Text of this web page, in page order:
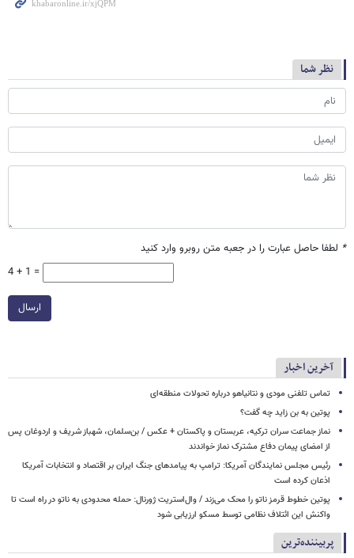
نظر شما
* لطفا حاصل عبارت را در جعبه متن روبرو وارد کنید
4 + 1 =
ارسال
آخرین اخبار
تماس تلفنی مودی و نتانیاهو درباره تحولات منطقه‌ای
پوتین به بن زاید چه گفت؟
نماز جماعت سران ترکیه، عربستان و پاکستان + عکس / بن‌سلمان، شهباز شریف و اردوغان پس
از امضای پیمان دفاع مشترک نماز خواندند
رئیس مجلس نمایندگان آمریکا: ترامپ به پیامدهای جنگ ایران بر اقتصاد و انتخابات آمریکا
اذعان کرده است
پوتین خطوط قرمز ناتو را محک می‌زند / وال‌استریت ژورنال: حمله محدودی به ناتو در راه است تا
واکنش این ائتلاف نظامی توسط مسکو ارزیابی شود
پربیننده‌ترین